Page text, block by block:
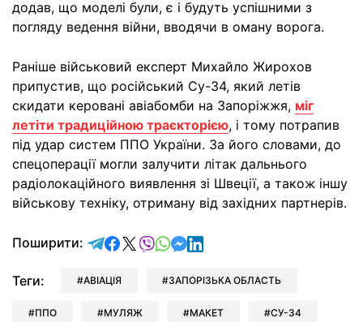
додав, що моделі були, є і будуть успішними з
погляду ведення війни, вводячи в оману ворога.
Раніше військовий експерт Михайло Жирохов
припустив, що російський Су-34, який летів
скидати керовані авіабомби на Запоріжжя, міг
летіти традиційною траєкторією, і тому потрапив
під удар систем ППО України. За його словами, до
спецоперації могли залучити літак дальнього
радіолокаційного виявлення зі Швеції, а також іншу
військову техніку, отриману від західних партнерів.
Поширити: відправити у Telegram
поділитись у Facebook
поділитись у X
відправити у Viber
відправити у Whatsapp
відправити у Messenger
відправити у LinkedIn
Теги: АВІАЦІЯ ЗАПОРІЗЬКА ОБЛАСТЬ
ППО МУЛЯЖ МАКЕТ СУ-34